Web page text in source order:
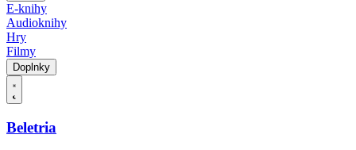
E-knihy
Audioknihy
Hry
Filmy
Doplnky
Beletria